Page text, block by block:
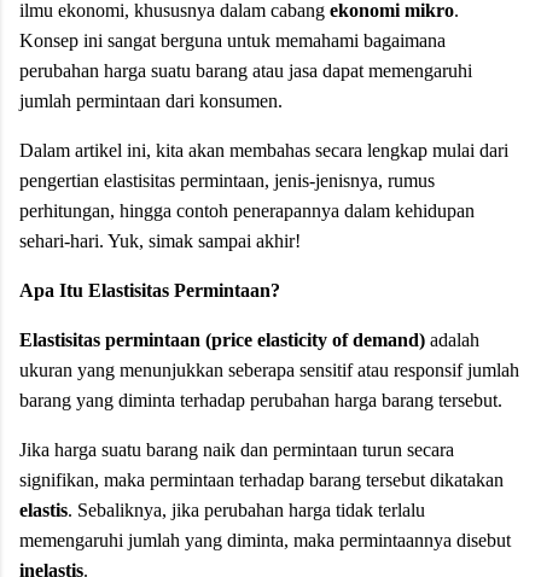
ilmu ekonomi, khususnya dalam cabang ekonomi mikro.
Konsep ini sangat berguna untuk memahami bagaimana
perubahan harga suatu barang atau jasa dapat memengaruhi
jumlah permintaan dari konsumen.
Dalam artikel ini, kita akan membahas secara lengkap mulai dari
pengertian elastisitas permintaan, jenis-jenisnya, rumus
perhitungan, hingga contoh penerapannya dalam kehidupan
sehari-hari. Yuk, simak sampai akhir!
Apa Itu Elastisitas Permintaan?
Elastisitas permintaan (price elasticity of demand) adalah
ukuran yang menunjukkan seberapa sensitif atau responsif jumlah
barang yang diminta terhadap perubahan harga barang tersebut.
Jika harga suatu barang naik dan permintaan turun secara
signifikan, maka permintaan terhadap barang tersebut dikatakan
elastis. Sebaliknya, jika perubahan harga tidak terlalu
memengaruhi jumlah yang diminta, maka permintaannya disebut
inelastis.